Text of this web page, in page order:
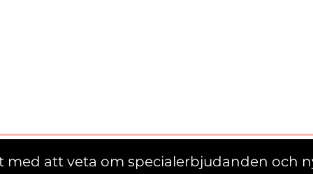
med att veta om specialerbjudanden och